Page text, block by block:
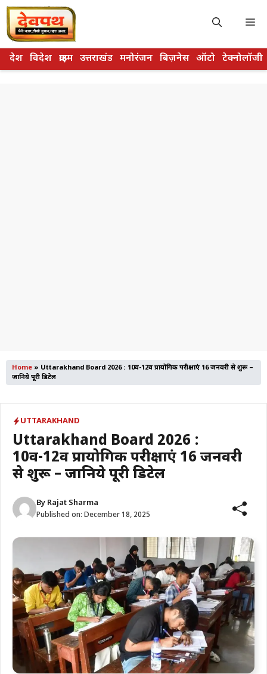
Skip
to
content
देश विदेश क्राइम उत्तराखंड मनोरंजन बिज़नेस ऑटो टेक्नोलॉजी
Home » Uttarakhand Board 2026 : 10वीं-12वीं प्रायोगिक परीक्षाएं 16 जनवरी से शुरू –
जानिये पूरी डिटेल
UTTARAKHAND
Uttarakhand Board 2026 :
10वीं-12वीं प्रायोगिक परीक्षाएं 16 जनवरी
से शुरू – जानिये पूरी डिटेल
By Rajat Sharma
Published on: December 18, 2025